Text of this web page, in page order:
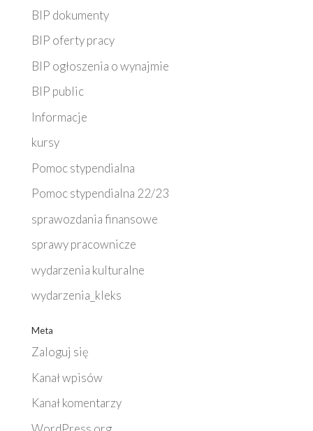
BIP dokumenty
BIP oferty pracy
BIP ogłoszenia o wynajmie
BIP public
Informacje
kursy
Pomoc stypendialna
Pomoc stypendialna 22/23
sprawozdania finansowe
sprawy pracownicze
wydarzenia kulturalne
wydarzenia_kleks
Meta
Zaloguj się
Kanał wpisów
Kanał komentarzy